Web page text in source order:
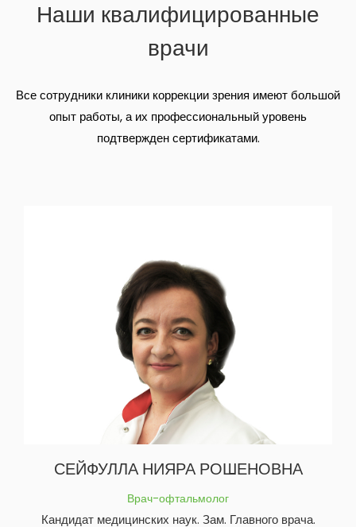
Наши квалифицированные
врачи
Все сотрудники клиники коррекции зрения имеют большой
опыт работы, а их профессиональный уровень
подтвержден сертификатами.
СЕЙФУЛЛА НИЯРА РОШЕНОВНА
Врач-офтальмолог
Кандидат медицинских наук. Зам. Главного врача.